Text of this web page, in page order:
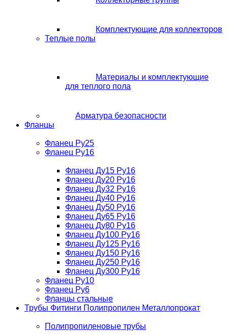
Комплектующие для коллекторов
Теплые полы
Материалы и комплектующие
для теплого пола
Арматура безопасности
Фланцы
Фланец Ру25
Фланец Ру16
Фланец Ду15 Ру16
Фланец Ду20 Ру16
Фланец Ду32 Ру16
Фланец Ду40 Ру16
Фланец Ду50 Ру16
Фланец Ду65 Ру16
Фланец Ду80 Ру16
Фланец Ду100 Ру16
Фланец Ду125 Ру16
Фланец Ду150 Ру16
Фланец Ду250 Ру16
Фланец Ду300 Ру16
Фланец Ру10
Фланец Ру6
Фланцы стальные
Трубы Фитинги Полипропилен Металлопрокат
Полипропиленовые трубы